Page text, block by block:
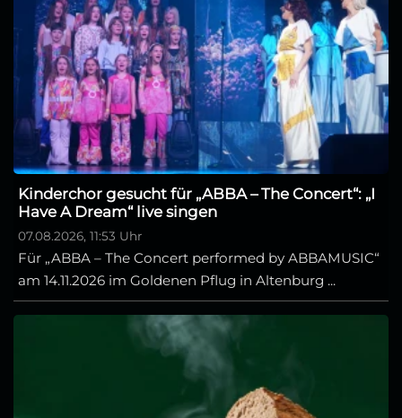
Kinderchor gesucht für „ABBA – The Concert“: „I
Have A Dream“ live singen
07.08.2026, 11:53 Uhr
Für „ABBA – The Concert performed by ABBAMUSIC“
am 14.11.2026 im Goldenen Pflug in Altenburg ...